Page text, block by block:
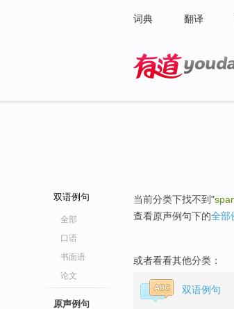
词典 翻译
双语例句
全部
口语
书面语
论文
原声例句
当前分类下找不到"
查看原声例句下的全部
或者看看其他分类：
双语例句